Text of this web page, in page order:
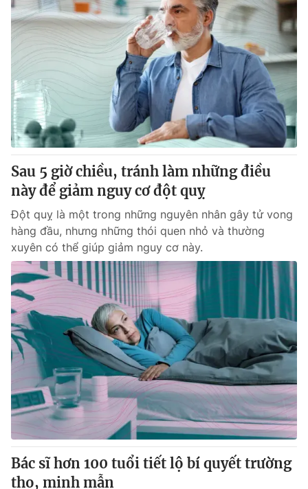
Sau 5 giờ chiều, tránh làm những điều
này để giảm nguy cơ đột quỵ
Đột quỵ là một trong những nguyên nhân gây tử vong
hàng đầu, nhưng những thói quen nhỏ và thường
xuyên có thể giúp giảm nguy cơ này.
Bác sĩ hơn 100 tuổi tiết lộ bí quyết trường
thọ, minh mẫn